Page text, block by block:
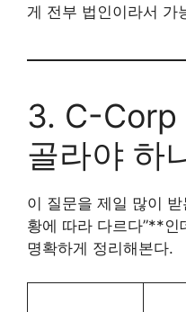
게 전부 법인이라서 가
3. C-
골라야 하
이 질문을 제일 많이
황에 따라 다르다”**
명확하게 정리해본다.